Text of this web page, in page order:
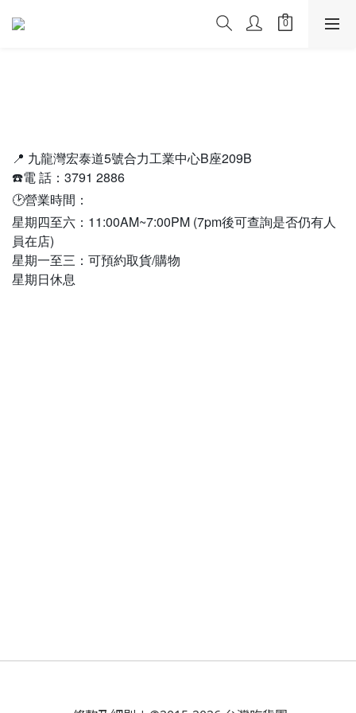
📍 九龍灣宏泰道5號合力工業中心B座209B
☎️電話：3791 2886
🕑營業時間：
星期四至六：11:00AM~7:00PM (7pm後可查詢是否仍有人
員在店)
星期一至三：可預約取貨/購物
星期日休息